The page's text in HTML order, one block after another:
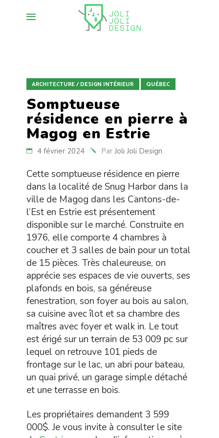
ARCHITECTURE / DESIGN INTÉRIEUR QUÉBEC
Somptueuse
résidence en pierre à
Magog en Estrie
4 février 2024 Par Joli Joli Design
Cette somptueuse résidence en pierre
dans la localité de Snug Harbor dans la
ville de Magog dans les Cantons-de-
l’Est en Estrie est présentement
disponible sur le marché. Construite en
1976, elle comporte 4 chambres à
coucher et 3 salles de bain pour un total
de 15 pièces. Très chaleureuse, on
apprécie ses espaces de vie ouverts, ses
plafonds en bois, sa généreuse
fenestration, son foyer au bois au salon,
sa cuisine avec îlot et sa chambre des
maîtres avec foyer et walk in. Le tout
est érigé sur un terrain de 53 009 pc sur
lequel on retrouve 101 pieds de
frontage sur le lac, un abri pour bateau,
un quai privé, un garage simple détaché
et une terrasse en bois.
Les propriétaires demandent 3 599
000$. Je vous invite à consulter le site